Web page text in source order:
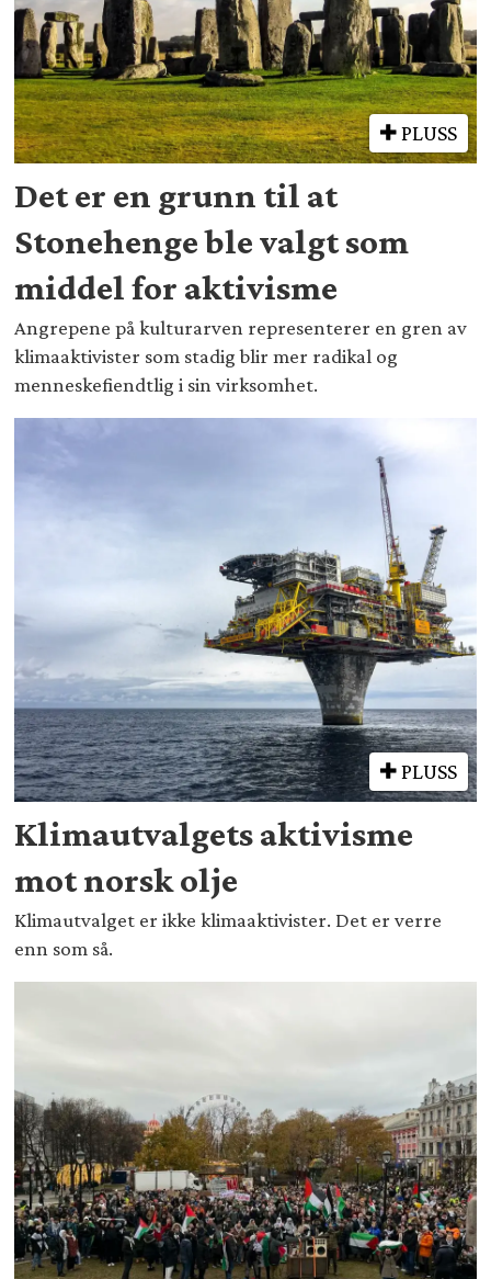
PLUSS
Det er en grunn til at
Stonehenge ble valgt som
middel for aktivisme
Angrepene på kulturarven representerer en gren av
klimaaktivister som stadig blir mer radikal og
menneskefiendtlig i sin virksomhet.
PLUSS
Klimautvalgets aktivisme
mot norsk olje
Klimautvalget er ikke klimaaktivister. Det er verre
enn som så.